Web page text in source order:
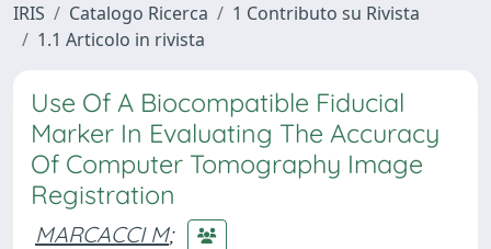
IRIS Catalogo Ricerca
1 Contributo su Rivista
1.1 Articolo in rivista
Use Of A Biocompatible Fiducial
Marker In Evaluating The Accuracy
Of Computer Tomography Image
Registration
MARCACCI M;